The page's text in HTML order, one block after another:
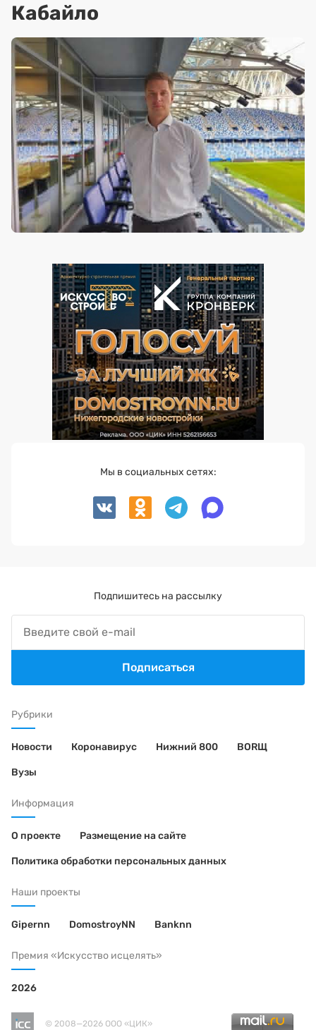
Кабайло
Рубрики
Новости Коронавирус Нижний 800 BORЩ
Вузы
Информация
О проекте Размещение на сайте
Политика обработки персональных данных
Наши проекты
Gipernn DomostroyNN Banknn
Премия «Искусство исцелять»
2026
© 2008—2026 ООО «ЦИК»
Мы в социальных сетях:
Подпишитесь на рассылку
Подписаться